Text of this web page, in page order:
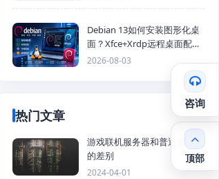
Debian 13如何安装图形化桌
面？Xfce+Xrdp远程桌面配置
教程
2026-08-03
热门文章
游戏联机服务器和普通服务器
的差别
2024-04-01
咨询
顶部